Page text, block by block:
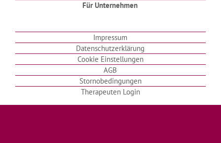
Für Unternehmen
Impressum
Datenschutzerklärung
Cookie Einstellungen
AGB
Stornobedingungen
Therapeuten Login